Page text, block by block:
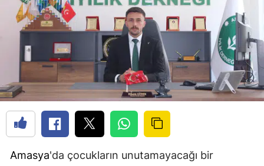
Amasya'da çocukların unutamayacağı bir